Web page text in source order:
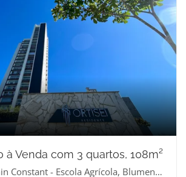
à Venda com 3 quartos, 108m²
Constant - Escola Agrícola, Blumenau-SC